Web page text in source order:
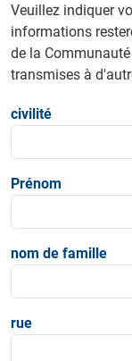
Veuillez indiquer
informations
de la
transmises à
civilité
Prénom
nom de famille
rue